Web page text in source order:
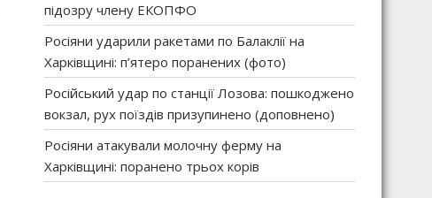
підозру члену ЕКОПФО
Росіяни ударили ракетами по Балаклії на
Харківщині: п’ятеро поранених (фото)
Російський удар по станції Лозова: пошкоджено
вокзал, рух поїздів призупинено (доповнено)
Росіяни атакували молочну ферму на
Харківщині: поранено трьох корів